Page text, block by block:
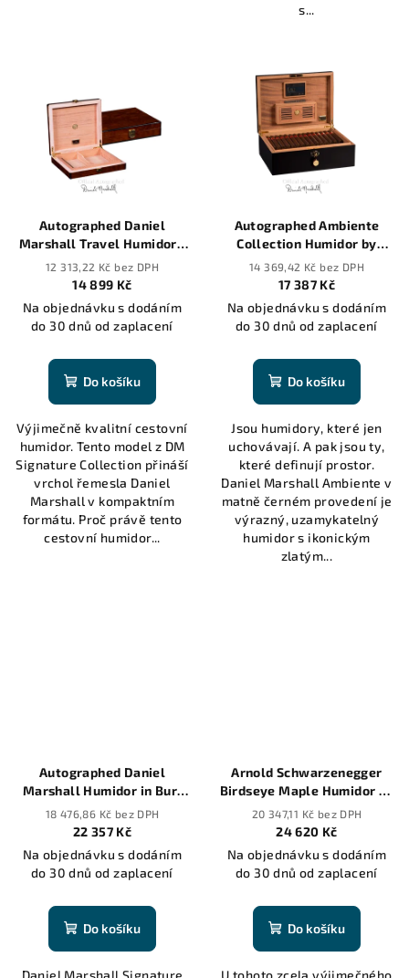
s...
Autographed Daniel
Marshall Travel Humidor -
20 cigars
12 313,22 Kč bez DPH
14 899 Kč
Na objednávku s dodáním
do 30 dnů od zaplacení
Do košíku
Výjimečně kvalitní cestovní
humidor. Tento model z DM
Signature Collection přináší
vrchol řemesla Daniel
Marshall v kompaktním
formátu. Proč právě tento
cestovní humidor...
Autographed Ambiente
Collection Humidor by
Daniel Marshall in black
matte with lift out tray -
14 369,42 Kč bez DPH
17 387 Kč
Na objednávku s dodáním
do 30 dnů od zaplacení
Do košíku
Jsou humidory, které jen
uchovávají. A pak jsou ty,
které definují prostor.
Daniel Marshall Ambiente v
matně černém provedení je
výrazný, uzamykatelný
humidor s ikonickým
zlatým...
Autographed Daniel
Marshall Humidor in Burl
Wood with lift out tray -
100 cigars
18 476,86 Kč bez DPH
22 357 Kč
Na objednávku s dodáním
do 30 dnů od zaplacení
Do košíku
Daniel Marshall Signature
Arnold Schwarzenegger
Birdseye Maple Humidor by
Daniel Marshall - 20 cigars
20 347,11 Kč bez DPH
24 620 Kč
Na objednávku s dodáním
do 30 dnů od zaplacení
Do košíku
U tohoto zcela výjimečného